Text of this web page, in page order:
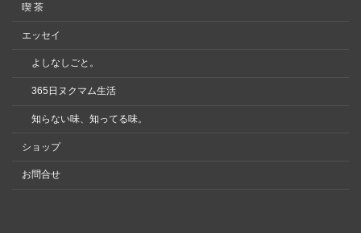
喫 茶
エッセイ
よしなしごと。
365日ヌクマム生活
知らない味、知ってる味。
ショップ
お問合せ